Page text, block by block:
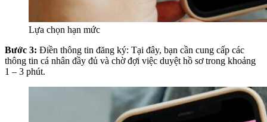
Lựa chọn hạn mức
Bước 3: Điền thông tin đăng ký: Tại đây, bạn cần cung cấp các
thông tin cá nhân đầy đủ và chờ đợi việc duyệt hồ sơ trong khoảng
1 – 3 phút.